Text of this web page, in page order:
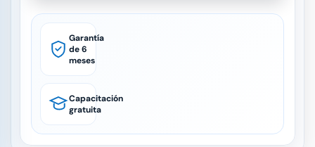
Garantía
de 6
meses
Capacitación
gratuita